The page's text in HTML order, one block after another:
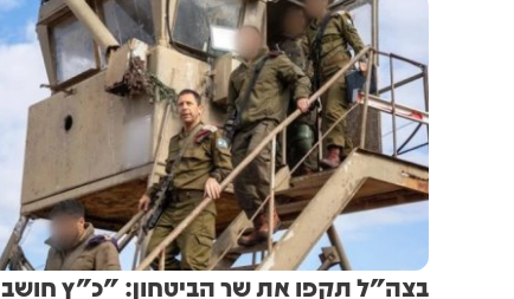
בצה"ל תקפו את שר הביטחון: "כ"ץ חושב